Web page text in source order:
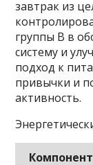
завтрак из
группы B в
систему и
подход к
привычки и
активность.
Компонент